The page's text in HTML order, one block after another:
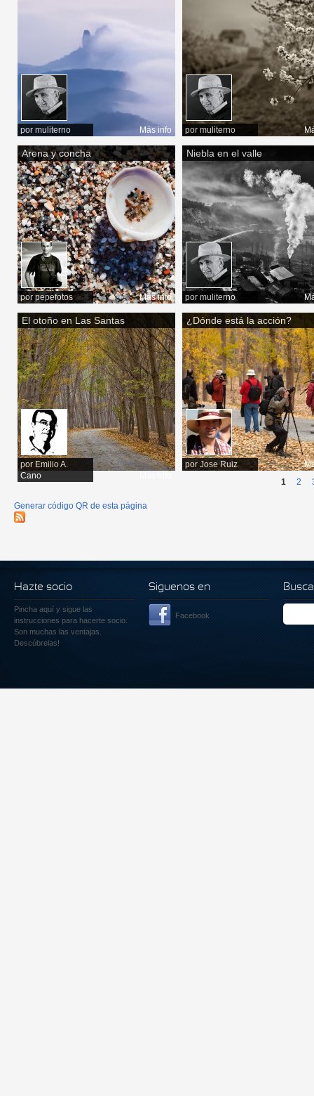
por muliterno Más info por muliterno
Arena y concha
por pepefotos Más info
Niebla en el valle
por muliterno
El otoño en Las Santas
por Emilio A.
Cano
¿Dónde está la acción?
por Jose Ruiz
1 2
Generar código QR de esta página
Hazte socio
Pincha aquí y sigue las
instrucciones para hacerte socio.
Son muchas las ventajas.
Descúbrelas!
Siguenos en
Facebook